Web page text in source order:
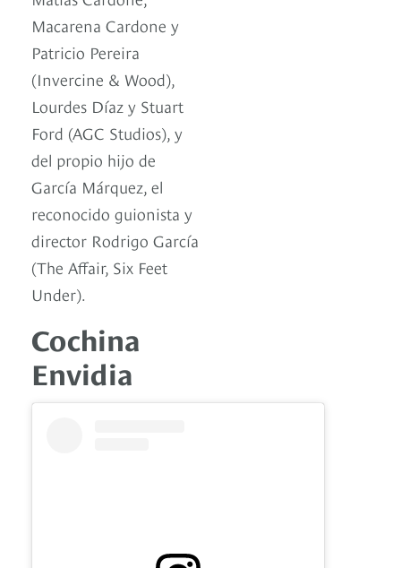
Macarena Cardone y
Patricio Pereira
(Invercine & Wood),
Lourdes Díaz y Stuart
Ford (AGC Studios), y
del propio hijo de
García Márquez, el
reconocido guionista y
director Rodrigo García
(The Affair, Six Feet
Under).
Cochina
Envidia